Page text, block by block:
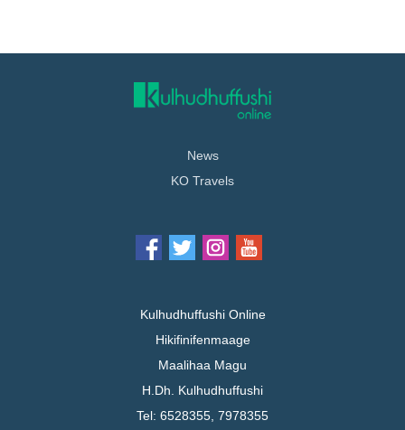
News
KO Travels
Kulhudhuffushi Online
Hikifinifenmaage
Maalihaa Magu
H.Dh. Kulhudhuffushi
Tel: 6528355, 7978355